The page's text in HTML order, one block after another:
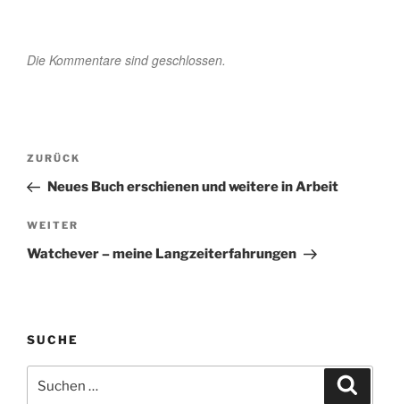
Die Kommentare sind geschlossen.
Beitragsnavigation
Vorheriger
Beitrag
ZURÜCK
Neues Buch erschienen und weitere in Arbeit
Nächster
Beitrag
WEITER
Watchever – meine Langzeiterfahrungen
SUCHE
nach: